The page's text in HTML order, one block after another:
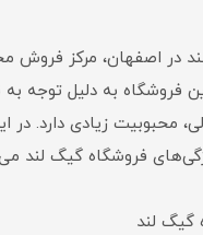
در اصفهان، مرکز فروش
فروشگاه به دلیل توجه به
محبوبیت زیادی دارد.
فروشگاه گیگ لند
گیگ لند